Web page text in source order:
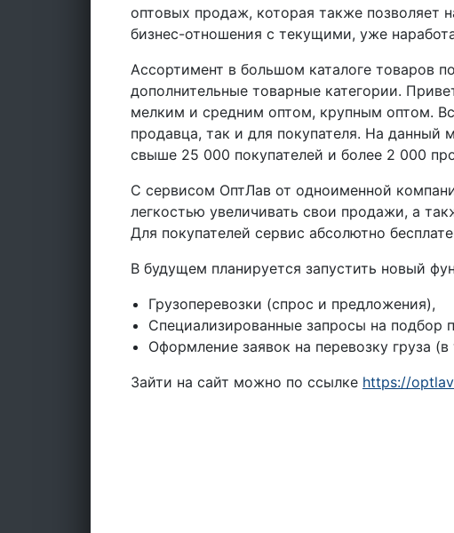
оптовых продаж, которая также позволяет
бизнес-отношения с текущими, уже
Ассортимент в большом каталоге товаров
дополнительные товарные категории.
мелким и средним оптом, крупным оптом.
продавца, так и для покупателя. На
свыше 25 000 покупателей и более 2 000
С сервисом ОптЛав от одноименной
легкостью увеличивать свои продажи, а
Для покупателей сервис абсолютно
В будущем планируется запустить новый
Грузоперевозки (спрос и предложения),
Специализированные запросы на подбор
Оформление заявок на перевозку груза
Зайти на сайт можно по ссылке https://